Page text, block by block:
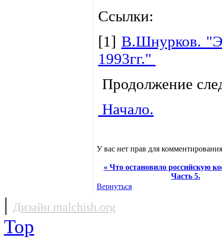
Ссылки:
[1] В.Шнурков.
1993гг."
Продолжение
Начало.
У вас нет прав для
« Что остановило российскую
Часть 5.
Вернуться
| Дизайн malchish.org
Top